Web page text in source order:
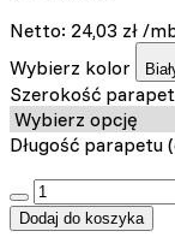
Netto: 24,03 zł /
Wybierz kolor
Szerokość
Długość parapetu
:product_name
Dodaj do koszyka